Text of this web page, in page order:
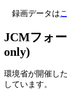
録画データは
JCMフォ
only)
環境省が開催し
しています。